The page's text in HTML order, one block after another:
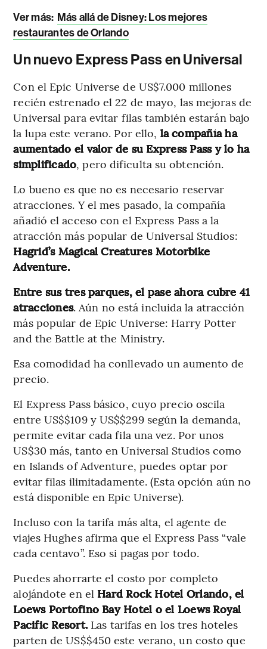
Ver más: Más allá de Disney: Los mejores
restaurantes de Orlando
Un nuevo Express Pass en Universal
Con el Epic Universe de US$7.000 millones
recién estrenado el 22 de mayo, las mejoras de
Universal para evitar filas también estarán bajo
la lupa este verano. Por ello, la compañía ha
aumentado el valor de su Express Pass y lo ha
simplificado, pero dificulta su obtención.
Lo bueno es que no es necesario reservar
atracciones. Y el mes pasado, la compañía
añadió el acceso con el Express Pass a la
atracción más popular de Universal Studios:
Hagrid’s Magical Creatures Motorbike
Adventure.
Entre sus tres parques, el pase ahora cubre 41
atracciones. Aún no está incluida la atracción
más popular de Epic Universe: Harry Potter
and the Battle at the Ministry.
Esa comodidad ha conllevado un aumento de
precio.
El Express Pass básico, cuyo precio oscila
entre US$$109 y US$$299 según la demanda,
permite evitar cada fila una vez. Por unos
US$30 más, tanto en Universal Studios como
en Islands of Adventure, puedes optar por
evitar filas ilimitadamente. (Esta opción aún no
está disponible en Epic Universe).
Incluso con la tarifa más alta, el agente de
viajes Hughes afirma que el Express Pass “vale
cada centavo”. Eso si pagas por todo.
Puedes ahorrarte el costo por completo
alojándote en el Hard Rock Hotel Orlando, el
Loews Portofino Bay Hotel o el Loews Royal
Pacific Resort. Las tarifas en los tres hoteles
parten de US$$450 este verano, un costo que